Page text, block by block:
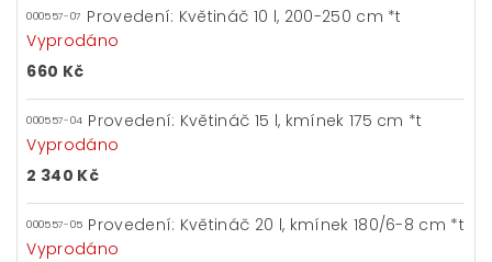
000557-07 Provedení: Květináč 10 l, 200-250 cm *t
Vyprodáno
660 Kč
000557-04 Provedení: Květináč 15 l, kmínek 175 cm *t
Vyprodáno
2 340 Kč
000557-05 Provedení: Květináč 20 l, kmínek 180/6-8 cm *t
Vyprodáno